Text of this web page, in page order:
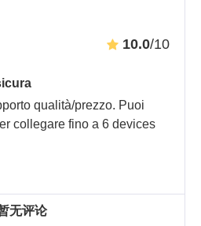
10.0/10
qualità/prezzo. Puoi
collegare fino a 6 devices
无评论